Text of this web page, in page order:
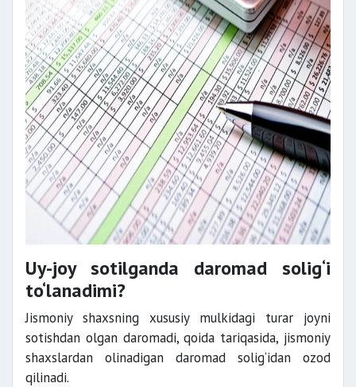
Uy-joy sotilganda daromad solig‘i
to‘lanadimi?
Jismoniy shaxsning xususiy mulkidagi turar joyni
sotishdan olgan daromadi, qoida tariqasida, jismoniy
shaxslardan olinadigan daromad solig‘idan ozod
qilinadi.